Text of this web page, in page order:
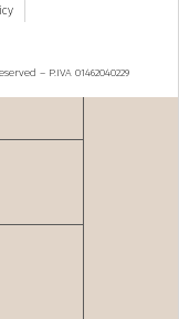
– P.IVA 01462040229